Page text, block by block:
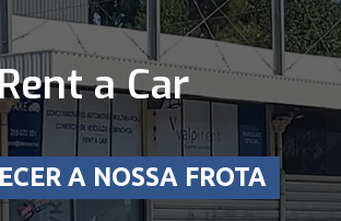
a Car
A NOSSA FROTA